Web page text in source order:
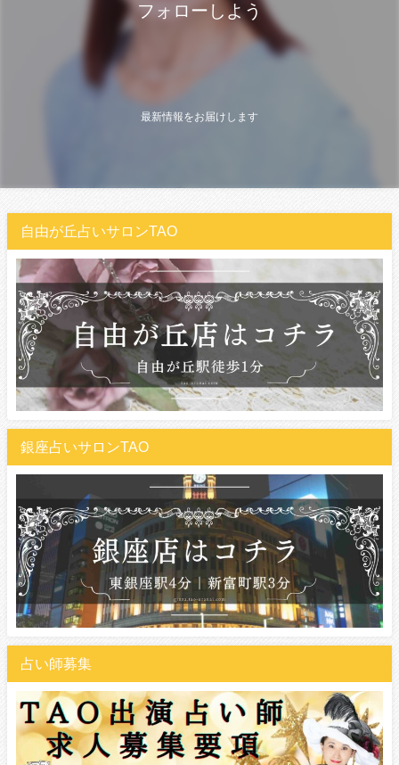
フォローしよう
最新情報をお届けします
自由が丘占いサロンTAO
銀座占いサロンTAO
占い師募集